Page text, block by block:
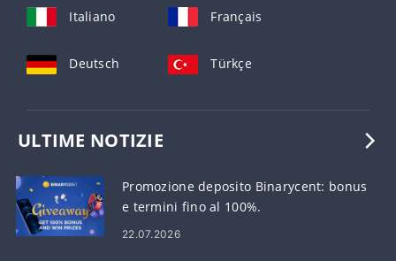
Italiano Français
Deutsch Türkçe
ULTIME NOTIZIE
Promozione deposito Binarycent: bonus
e termini fino al 100%.
22.07.2026